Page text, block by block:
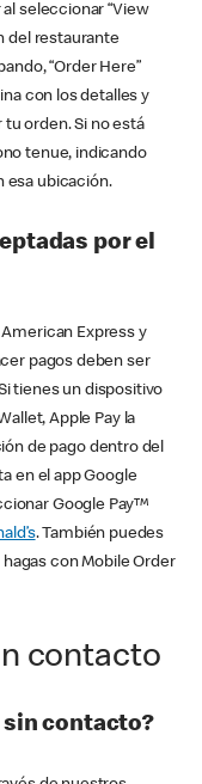
seleccionar “View
del restaurante
“Order Here”
con los detalles y
orden. Si no está
tenue, indicando
esa ubicación.
por el
Express y
pagos deben ser
tienes un dispositivo
Apple Pay la
de pago dentro del
en el app Google
Google Pay™
. También puedes
con Mobile Order
contacto
sin contacto?